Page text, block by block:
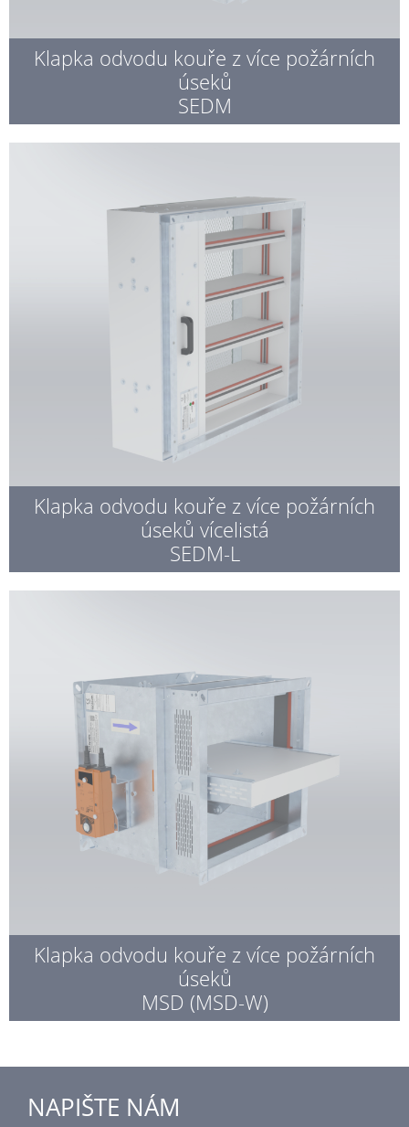
Klapka odvodu kouře z více požárních
úseků
SEDM
Klapka odvodu kouře z více požárních
úseků vícelistá
SEDM-L
Klapka odvodu kouře z více požárních
úseků
MSD (MSD-W)
NAPIŠTE NÁM